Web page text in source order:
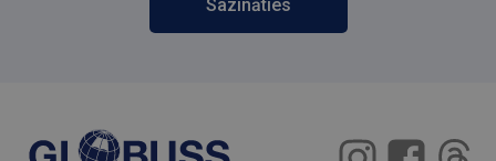
Sazināties